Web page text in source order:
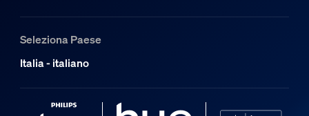
Seleziona Paese
Italia - italiano